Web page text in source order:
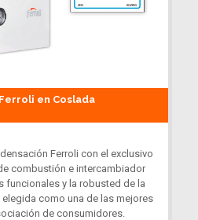
en Coslada
Ferroli con el exclusivo
combustión e intercambiador
funcionales y la robusted de la
como una de las mejores
de consumidores.